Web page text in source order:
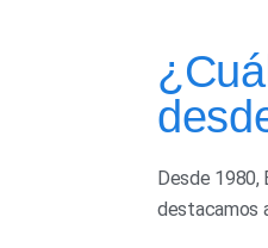
Desde 1980,
destacamos